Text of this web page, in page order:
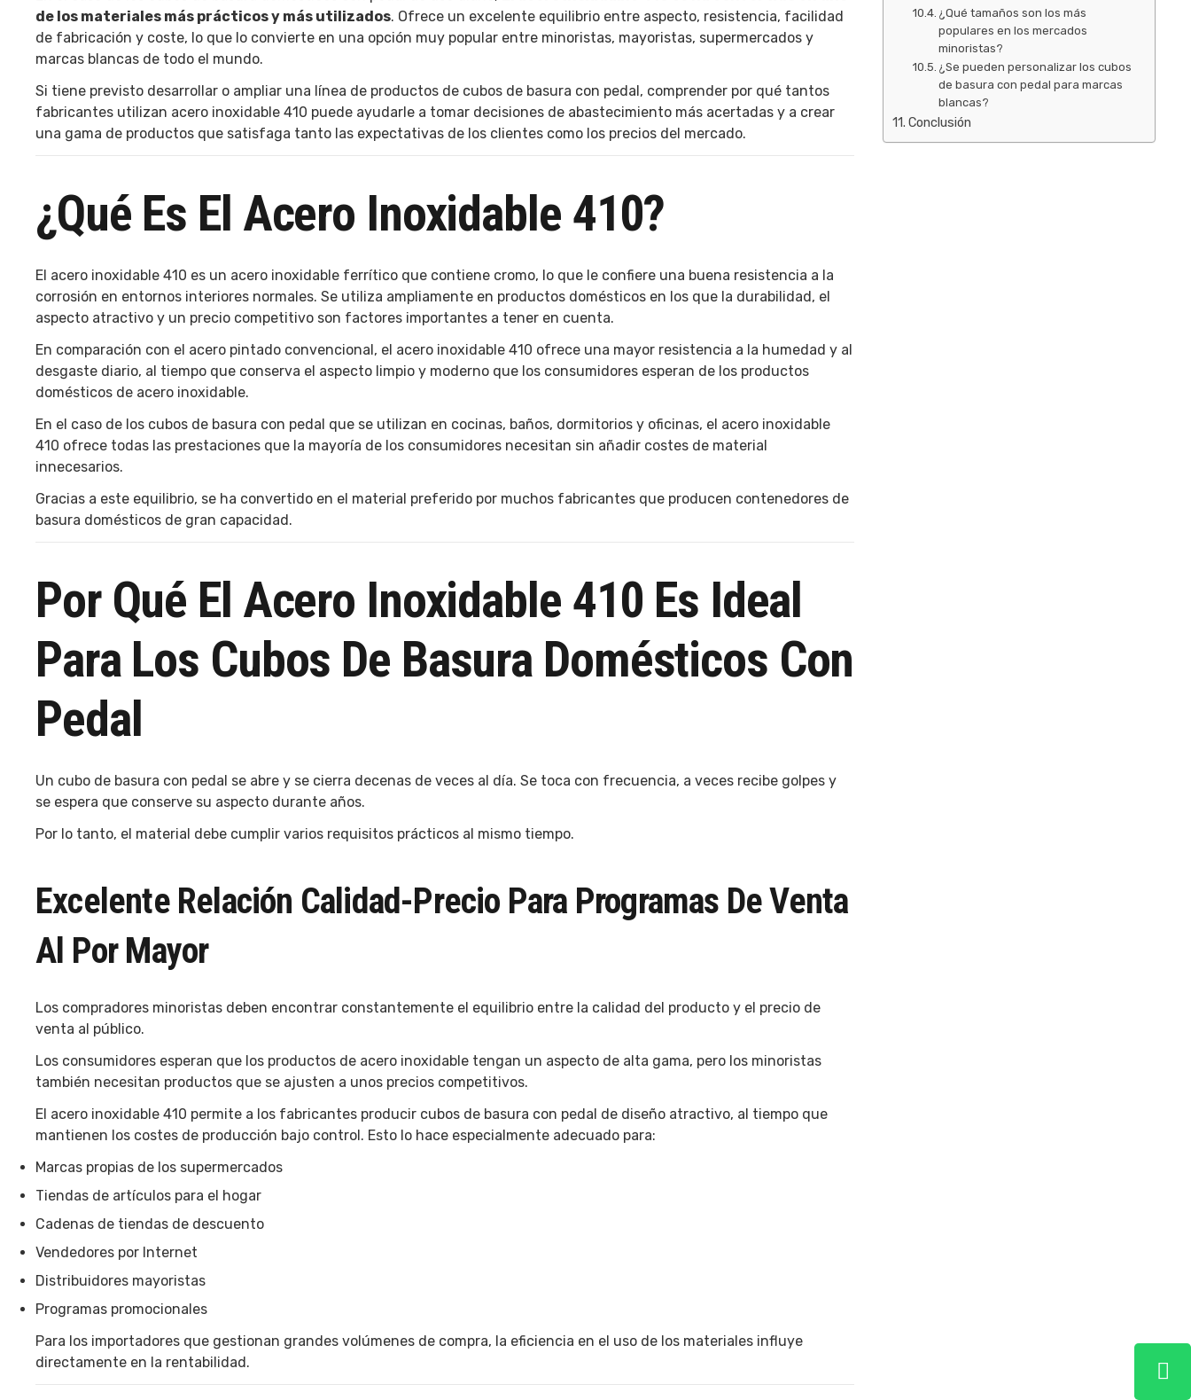
de los materiales más prácticos y más utilizados. Ofrece un excelente equilibrio entre aspecto, resistencia, facilidad
de fabricación y coste, lo que lo convierte en una opción muy popular entre minoristas, mayoristas, supermercados y
marcas blancas de todo el mundo.
Si tiene previsto desarrollar o ampliar una línea de productos de cubos de basura con pedal, comprender por qué tantos
fabricantes utilizan acero inoxidable 410 puede ayudarle a tomar decisiones de abastecimiento más acertadas y a crear
una gama de productos que satisfaga tanto las expectativas de los clientes como los precios del mercado.
¿Qué Es El Acero Inoxidable 410?
El acero inoxidable 410 es un acero inoxidable ferrítico que contiene cromo, lo que le confiere una buena resistencia a la
corrosión en entornos interiores normales. Se utiliza ampliamente en productos domésticos en los que la durabilidad, el
aspecto atractivo y un precio competitivo son factores importantes a tener en cuenta.
En comparación con el acero pintado convencional, el acero inoxidable 410 ofrece una mayor resistencia a la humedad y al
desgaste diario, al tiempo que conserva el aspecto limpio y moderno que los consumidores esperan de los productos
domésticos de acero inoxidable.
En el caso de los cubos de basura con pedal que se utilizan en cocinas, baños, dormitorios y oficinas, el acero inoxidable
410 ofrece todas las prestaciones que la mayoría de los consumidores necesitan sin añadir costes de material
innecesarios.
Gracias a este equilibrio, se ha convertido en el material preferido por muchos fabricantes que producen contenedores de
basura domésticos de gran capacidad.
Por Qué El Acero Inoxidable 410 Es Ideal
Para Los Cubos De Basura Domésticos Con
Pedal
Un cubo de basura con pedal se abre y se cierra decenas de veces al día. Se toca con frecuencia, a veces recibe golpes y
se espera que conserve su aspecto durante años.
Por lo tanto, el material debe cumplir varios requisitos prácticos al mismo tiempo.
Excelente Relación Calidad-Precio Para Programas De Venta
Al Por Mayor
Los compradores minoristas deben encontrar constantemente el equilibrio entre la calidad del producto y el precio de
venta al público.
Los consumidores esperan que los productos de acero inoxidable tengan un aspecto de alta gama, pero los minoristas
también necesitan productos que se ajusten a unos precios competitivos.
El acero inoxidable 410 permite a los fabricantes producir cubos de basura con pedal de diseño atractivo, al tiempo que
mantienen los costes de producción bajo control. Esto lo hace especialmente adecuado para:
Marcas propias de los supermercados
Tiendas de artículos para el hogar
Cadenas de tiendas de descuento
Vendedores por Internet
Distribuidores mayoristas
Programas promocionales
Para los importadores que gestionan grandes volúmenes de compra, la eficiencia en el uso de los materiales influye
directamente en la rentabilidad.
¿Qué tamaños son los más
populares en los mercados
minoristas?
¿Se pueden personalizar los cubos
de basura con pedal para marcas
blancas?
Conclusión